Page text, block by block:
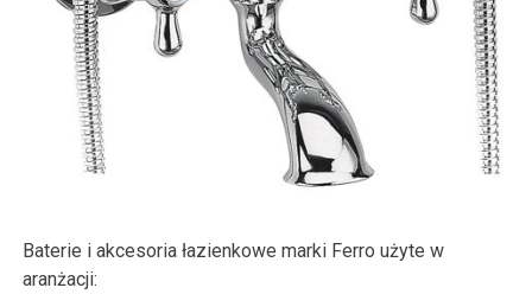
Baterie i akcesoria łazienkowe marki Ferro użyte w
aranżacji: